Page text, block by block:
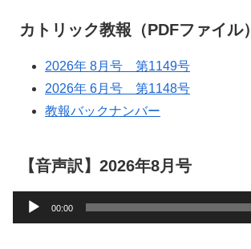
カトリック教報（PDFファイル）
2026年 8月号 第1149号
2026年 6月号 第1148号
教報バックナンバー
【音声訳】2026年8月号
声
00:00